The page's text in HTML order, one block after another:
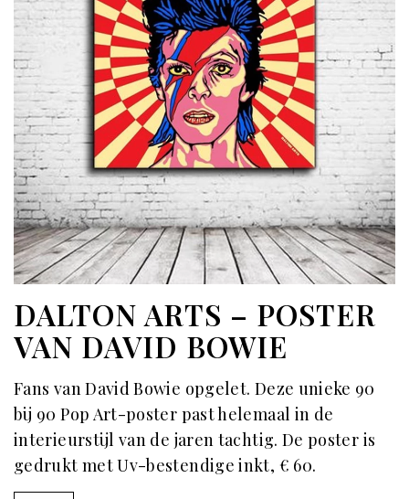
DALTON ARTS – POSTER
VAN DAVID BOWIE
Fans van David Bowie opgelet. Deze unieke 90
bij 90 Pop Art-poster past helemaal in de
interieurstijl van de jaren tachtig. De poster is
gedrukt met Uv-bestendige inkt, € 60.